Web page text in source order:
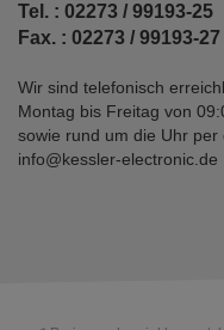
Tel. : 02273 / 99193-25
Fax. : 02273 / 99193-27
Wir sind telefonisch
Montag bis Freitag von
sowie rund um die Uhr per
info@kessler-electronic.de